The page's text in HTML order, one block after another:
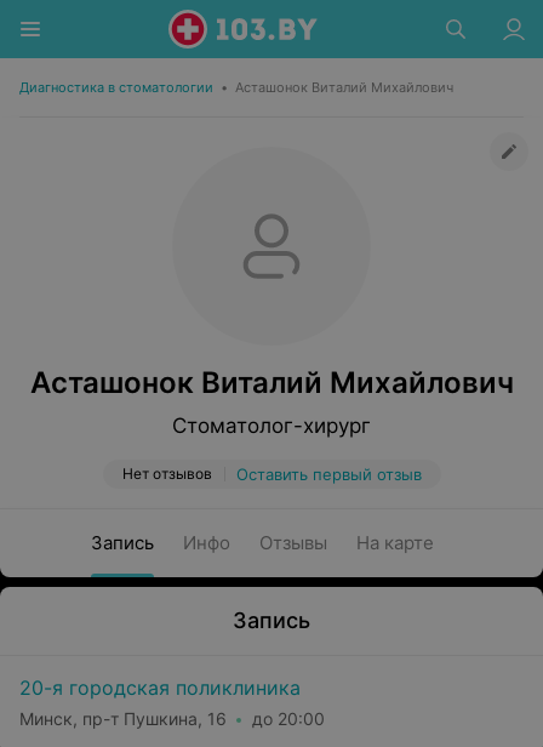
Диагностика в стоматологии • Асташонок Виталий Михайлович
Асташонок Виталий Михайлович
Стоматолог-хирург
Нет отзывов Оставить первый отзыв
Запись Инфо Отзывы На карте
Запись
20-я городская поликлиника
Минск, пр-т Пушкина, 16 до 20:00